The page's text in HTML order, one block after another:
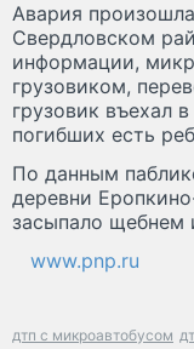
Авария
Свердловском
информации,
грузовиком,
грузовик въехал
погибших есть
По данным
деревни
засыпало щебнем
www.pnp.ru
дтп с микроавтобусом